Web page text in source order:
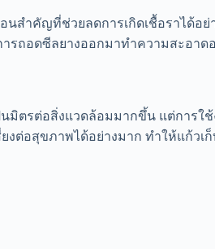
สำคัญที่ช่วยลดการเกิดเชื้อราได้
ถอดซีลยางออกมาทำความสะอาด
มิตรต่อสิ่งแวดล้อมมากขึ้น แต่การ
งต่อสุขภาพได้อย่างมาก ทำให้แก้ว